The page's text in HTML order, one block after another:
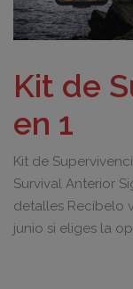
Kit de
en 1
Kit de
Survival Anterior
detalles Recíbelo
junio si eliges la